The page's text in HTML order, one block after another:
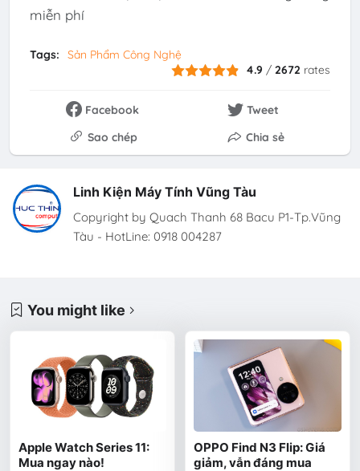
miễn phí
Tags:
Sản Phẩm Công Nghệ
4.9 /2672 rates
Facebook
Tweet
Sao chép
Chia sẻ
Linh Kiện Máy Tính Vũng Tàu
Copyright by Quach Thanh 68 Bacu P1-Tp.Vũng
Tàu - HotLine: 0918 004287
You might like
Apple Watch Series 11:
Mua ngay nào!
OPPO Find N3 Flip: Giá
giảm, vẫn đáng mua